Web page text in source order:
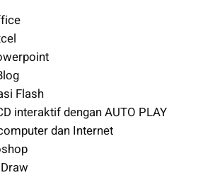
Flash
interaktif dengan AUTO PLAY
dan Internet